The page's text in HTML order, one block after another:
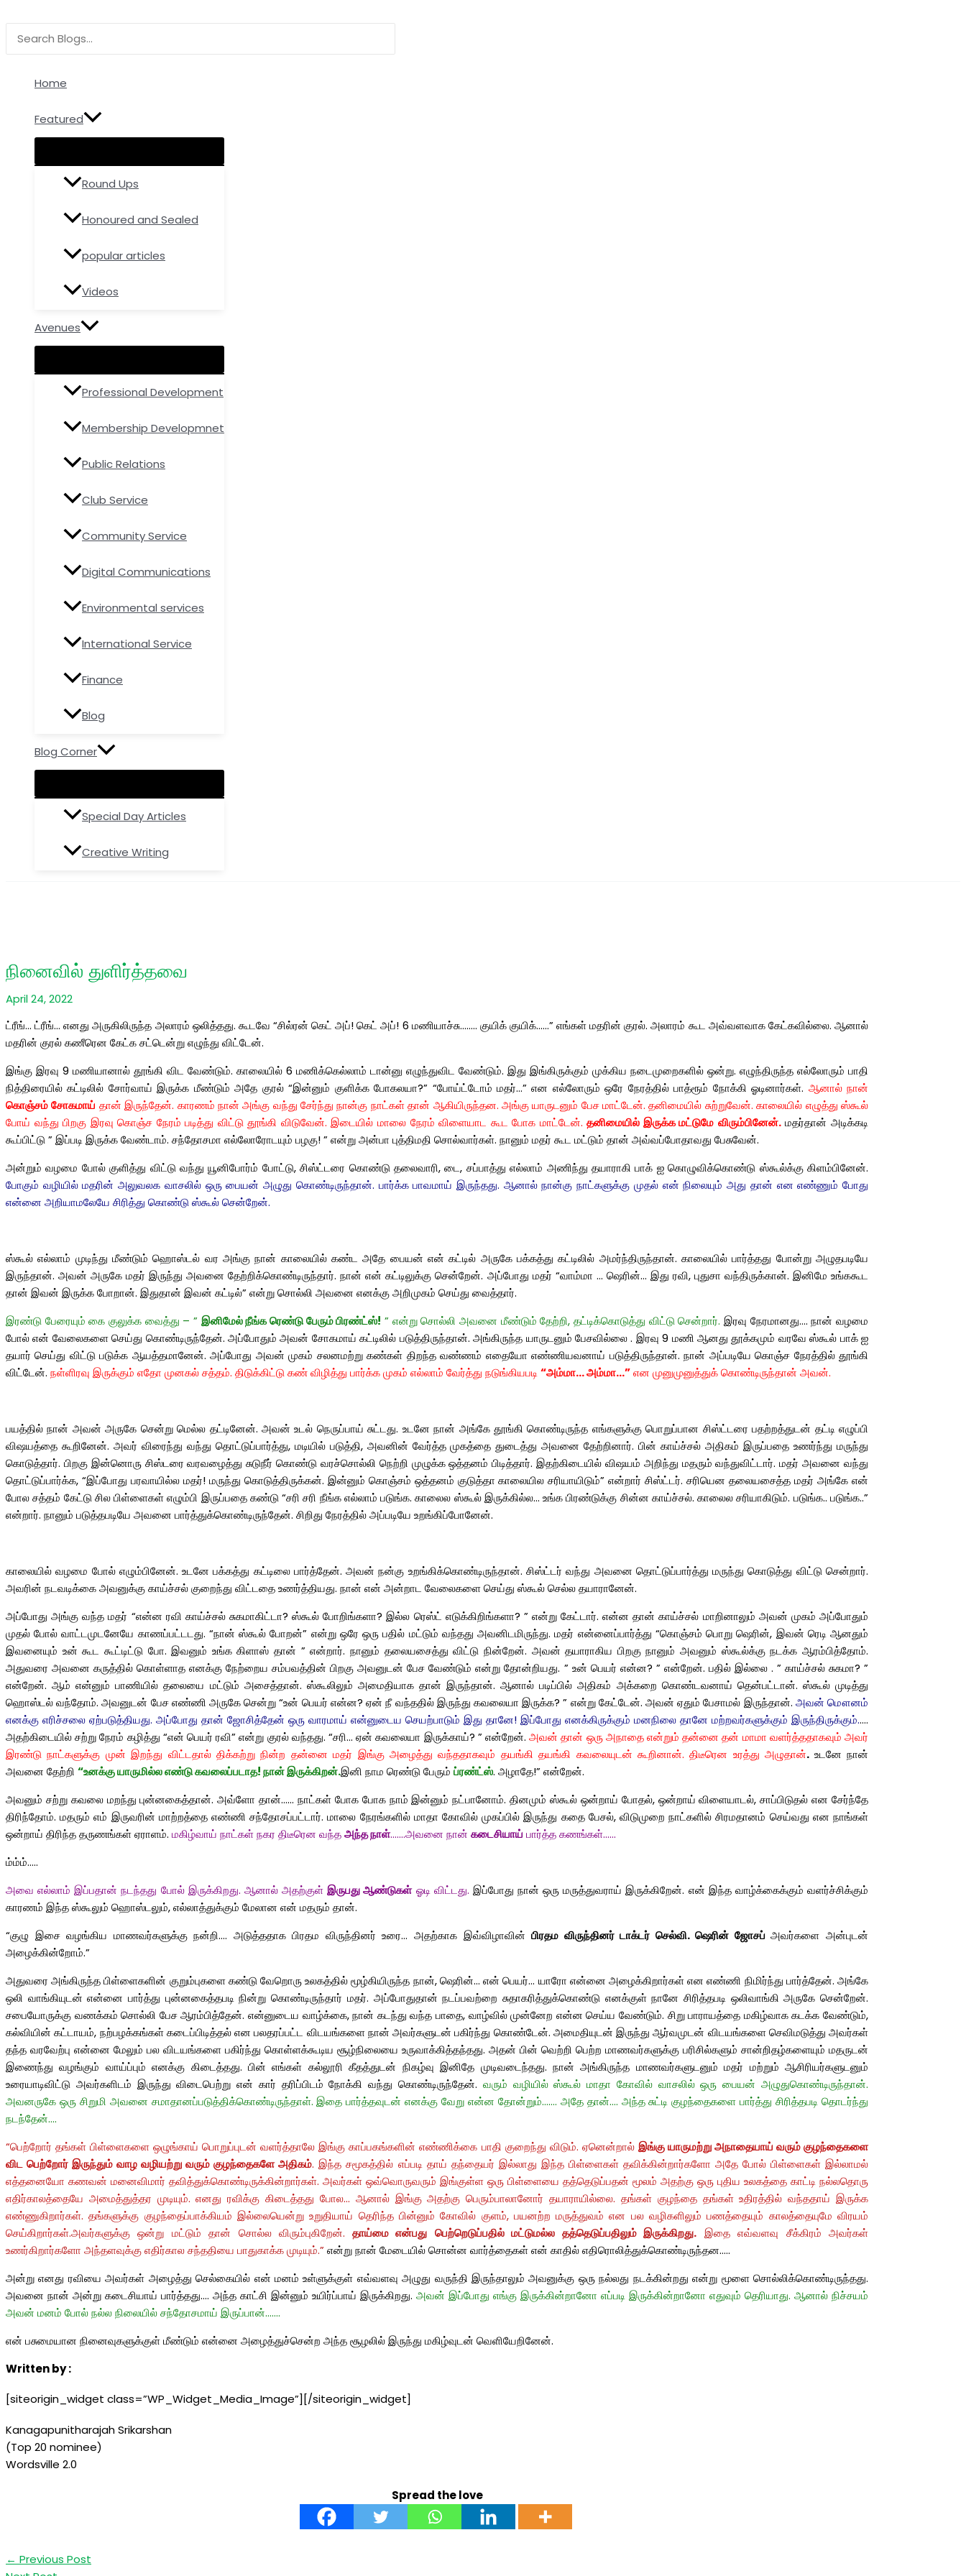
to
content
Home
Featured
Round Ups
Honoured and Sealed
popular articles
Videos
Avenues
Professional Development
Membership Developmnet
Public Relations
Club Service
Community Service
Digital Communications
Environmental services
International Service
Finance
Blog
Blog Corner
Special Day Articles
Creative Writing
நினைவில் துளிர்த்தவை
April 24, 2022
ட்ரீங்… ட்ரீங்… எனது அருகிலிருந்த அலாரம் ஒலித்தது. கூடவே “சில்ரன் கெட் அப்! கெட் அப்! 6 மணியாச்சு…….. குயிக் குயிக்……” எங்கள் மதரின் குரல். அலாரம் கூட அவ்வளவாக கேட்கவில்லை. ஆனால்
மதரின் குரல் கணீரென கேட்க சட்டென்று எழுந்து விட்டேன்.
இங்கு இரவு 9 மணியானால் தூங்கி விட வேண்டும். காலையில் 6 மணிக்கெல்லாம் டான்னு எழுந்துவிட வேண்டும். இது இங்கிருக்கும் முக்கிய நடைமுறைகளில் ஒன்று. எழுந்திருந்த எல்லோரும் பாதி
நித்திரையில் கட்டிலில் சோர்வாய் இருக்க மீண்டும் அதே குரல் “இன்னும் குளிக்க போகலயா?” “போய்ட்டோம் மதர்…” என எல்லோரும் ஒரே நேரத்தில் பாத்ரூம் நோக்கி ஓடினார்கள். ஆனால் நான்
கொஞ்சம் சோகமாய் தான் இருந்தேன். காரணம் நான் அங்கு வந்து சேர்ந்து நான்கு நாட்கள் தான் ஆகியிருந்தன. அங்கு யாருடனும் பேச மாட்டேன். தனிமையில் சுற்றுவேன். காலையில் எழுத்து ஸ்கூல்
போய் வந்து பிறகு இரவு கொஞ்ச நேரம் படித்து விட்டு தூங்கி விடுவேன். இடையில் மாலை நேரம் விளையாட கூட போக மாட்டேன்.தனிமையில் இருக்க மட்டுமே விரும்பினேன்.மதர்தான் அடிக்கடி
கூப்பிட்டு ” இப்படி இருக்க வேண்டாம். சந்தோசமா எல்லோரோடயும் பழகு! ” என்று அன்பா புத்திமதி சொல்வார்கள். நானும் மதர் கூட மட்டும் தான் அவ்வப்போதாவது பேசுவேன்.
அன்றும் வழமை போல் குளித்து விட்டு வந்து யூனிபோர்ம் போட்டு, சிஸ்ட்டரை கொண்டு தலைவாரி, டை, சப்பாத்து எல்லாம் அணிந்து தயாராகி பாக் ஐ கொழுவிக்கொண்டு ஸ்கூல்க்கு கிளம்பினேன்.
போகும் வழியில் மதரின் அலுவலக வாசலில் ஒரு பையன் அழுது கொண்டிருந்தான். பார்க்க பாவமாய் இருந்தது. ஆனால் நான்கு நாட்களுக்கு முதல் என் நிலையும் அது தான் என எண்ணும் போது
என்னை அறியாமலேயே சிரித்து கொண்டு ஸ்கூல் சென்றேன்.
ஸ்கூல் எல்லாம் முடிந்து மீண்டும் ஹொஸ்டல் வர அங்கு நான் காலையில் கண்ட அதே பையன் என் கட்டில் அருகே பக்கத்து கட்டிலில் அமர்ந்திருந்தான். காலையில் பார்த்தது போன்று அழுதபடியே
இருந்தான். அவன் அருகே மதர் இருந்து அவனை தேற்றிக்கொண்டிருந்தார். நான் என் கட்டிலுக்கு சென்றேன். அப்போது மதர் “வாம்மா … ஷெரின்… இது ரவி, புதுசா வந்திருக்கான். இனிமே உங்ககூட
தான் இவன் இருக்க போறான். இதுதான் இவன் கட்டில்” என்று சொல்லி அவனை எனக்கு அறிமுகம் செய்து வைத்தார்.
இரண்டு பேரையும் கை குலுக்க வைத்து – ” இனிமேல் நீங்க ரெண்டு பேரும் பிரண்ட்ஸ்! ” என்று சொல்லி அவனை மீண்டும் தேற்றி, தட்டிக்கொடுத்து விட்டு சென்றார்.இரவு நேரமானது…. நான் வழமை
போல் என் வேலைகளை செய்து கொண்டிருந்தேன். அப்போதும் அவன் சோகமாய் கட்டிலில் படுத்திருந்தான். அங்கிருந்த யாருடனும் பேசவில்லை . இரவு 9 மணி ஆனது தூக்கமும் வரவே ஸ்கூல் பாக் ஐ
தயார் செய்து விட்டு படுக்க ஆயத்தமானேன். அப்போது அவன் முகம் சலனமற்று கண்கள் திறந்த வண்ணம் எதையோ எண்ணியவனாய் படுத்திருந்தான். நான் அப்படியே கொஞ்ச நேரத்தில் தூங்கி
விட்டேன். நள்ளிரவு இருக்கும் எதோ முனகல் சத்தம். திடுக்கிட்டு கண் விழித்து பார்க்க முகம் எல்லாம் வேர்த்து நடுங்கியபடி“அம்மா… அம்மா…”என முனுமுனுத்துக் கொண்டிருந்தான் அவன்.
பயத்தில் நான் அவன் அருகே சென்று மெல்ல தட்டினேன். அவன் உடல் நெருப்பாய் சுட்டது. உடனே நான் அங்கே தூங்கி கொண்டிருந்த எங்களுக்கு பொறுப்பான சிஸ்ட்டரை பதற்றத்துடன் தட்டி எழுப்பி
விஷயத்தை கூறினேன். அவர் விரைந்து வந்து தொட்டுப்பார்த்து, மடியில் படுத்தி, அவனின் வேர்த்த முகத்தை துடைத்து அவனை தேற்றினார். பின் காய்ச்சல் அதிகம் இருப்பதை உணர்ந்து மருந்து
கொடுத்தார். பிறகு இன்னொரு சிஸ்டரை வரவழைத்து சுடுநீர் கொண்டு வரச்சொல்லி நெற்றி முழுக்க ஒத்தனம் பிடித்தார். இதற்கிடையில் விஷயம் அறிந்து மதரும் வந்துவிட்டார். மதர் அவனை வந்து
தொட்டுப்பார்க்க, “இப்போது பரவாயில்ல மதர்! மருந்து கொடுத்திருக்கன். இன்னும் கொஞ்சம் ஒத்தனம் குடுத்தா காலையில சரியாயிடும்” என்றார் சிஸ்ட்டர். சரியென தலையசைத்த மதர் அங்கே என்
போல சத்தம் கேட்டு சில பிள்ளைகள் எழும்பி இருப்பதை கண்டு “சரி சரி நீங்க எல்லாம் படுங்க. காலைல ஸ்கூல் இருக்கில்ல… உங்க பிரண்டுக்கு சின்ன காய்ச்சல். காலைல சரியாகிடும். படுங்க.. படுங்க..”
என்றார். நானும் படுத்தபடியே அவனை பார்த்துக்கொண்டிருந்தேன். சிறிது நேரத்தில் அப்படியே உறங்கிப்போனேன்.
காலையில் வழமை போல் எழும்பினேன். உடனே பக்கத்து கட்டிலை பார்த்தேன். அவன் நன்கு உறங்கிக்கொண்டிருந்தான். சிஸ்ட்டர் வந்து அவனை தொட்டுப்பார்த்து மருந்து கொடுத்து விட்டு சென்றார்.
அவரின் நடவடிக்கை அவனுக்கு காய்ச்சல் குறைந்து விட்டதை உணர்த்தியது. நான் என் அன்றாட வேலைகளை செய்து ஸ்கூல் செல்ல தயாரானேன்.
அப்போது அங்கு வந்த மதர் “என்ன ரவி காய்ச்சல் சுகமாகிட்டா? ஸ்கூல் போறிங்களா? இல்ல ரெஸ்ட் எடுக்கிறிங்களா? ” என்று கேட்டார். என்ன தான் காய்ச்சல் மாறினாலும் அவன் முகம் அப்போதும்
முதல் போல் வாட்டமுடனேயே காணப்பட்டடது. “நான் ஸ்கூல் போறன்” என்று ஒரே ஒரு பதில் மட்டும் வந்தது அவனிடமிருந்து. மதர் என்னைப்பார்த்து “கொஞ்சம் பொறு ஷெரின், இவன் ரெடி ஆனதும்
இவனையும் உன் கூட கூட்டிட்டு போ. இவனும் உங்க கிளாஸ் தான் ” என்றார். நானும் தலையசைத்து விட்டு நின்றேன். அவன் தயாராகிய பிறகு நானும் அவனும் ஸ்கூல்க்கு நடக்க ஆரம்பித்தோம்.
அதுவரை அவனை கருத்தில் கொள்ளாத எனக்கு நேற்றைய சம்பவத்தின் பிறகு அவனுடன் பேச வேண்டும் என்று தோன்றியது. ” உன் பெயர் என்ன? ” என்றேன். பதில் இல்லை . ” காய்ச்சல் சுகமா? ”
என்றேன். ஆம் என்னும் பாணியில் தலையை மட்டும் அசைத்தான். ஸ்கூலிலும் அமைதியாக தான் இருந்தான். ஆனால் படிப்பில் அதிகம் அக்கறை கொண்டவனாய் தென்பட்டான். ஸ்கூல் முடித்து
ஹொஸ்டல் வந்தோம். அவனுடன் பேச எண்ணி அருகே சென்று “உன் பெயர் என்ன? ஏன் நீ வந்ததில் இருந்து கவலையா இருக்க? ” என்று கேட்டேன். அவன் ஏதும் பேசாமல் இருந்தான். அவன் மௌனம்
எனக்கு எரிச்சலை ஏற்படுத்தியது. அப்போது தான் ஜோசித்தேன் ஒரு வாரமாய் என்னுடைய செயற்பாடும் இது தானே! இப்போது எனக்கிருக்கும் மனநிலை தானே மற்றவர்களுக்கும் இருந்திருக்கும்.….
அதற்கிடையில் சற்று நேரம் கழித்து “என் பெயர் ரவி” என்று குரல் வந்தது. “சரி… ஏன் கவலையா இருக்காய்? ” என்றேன்.அவன் தான் ஒருஅநாதை என்றும் தன்னை தன் மாமா வளர்த்ததாகவும் அவர்
இரண்டு நாட்களுக்கு முன் இறந்து விட்டதால் திக்கற்று நின்ற தன்னை மதர் இங்கு அழைத்து வந்ததாகவும் தயங்கி தயங்கி கவலையுடன் கூறினான். திடீரென உரத்து அழுதான். உடனேநான்
அவனை தேற்றி “உனக்கு யாருமில்ல எண்டு கவலைப்படாத! நான் இருக்கிறன்.இனி நாம ரெண்டு பேரும் ப்ரண்ட்ஸ். அழாதே!” என்றேன்.
அவனும் சற்று கவலை மறந்து புன்னகைத்தான். அவ்ளோ தான்…… நாட்கள் போக போக நாம் இன்னும் நட்பானோம். தினமும் ஸ்கூல் ஒன்றாய் போதல், ஒன்றாய் விளையாடல், சாப்பிடுதல் என சேர்ந்தே
திரிந்தோம். மதரும் எம் இருவரின் மாற்றத்தை எண்ணி சந்தோசப்பட்டார். மாலை நேரங்களில் மாதா கோவில் முகப்பில் இருந்து கதை பேசல், விடுமுறை நாட்களில் சிரமதானம் செய்வது என நாங்கள்
ஒன்றாய் திரிந்த தருணங்கள் ஏராளம். மகிழ்வாய் நாட்கள் நகர திடீரென வந்தஅந்தநாள்…….அவனை நான் கடைசியாய் பார்த்த கணங்கள்……
ம்ம்ம்…..
அவை எல்லாம் இப்பதான் நடந்தது போல் இருக்கிறது. ஆனால் அதற்குள்இருபது ஆண்டுகள்ஓடி விட்டது. இப்போது நான் ஒரு மருத்துவராய் இருக்கிறேன். என் இந்த வாழ்க்கைக்கும் வளர்ச்சிக்கும்
காரணம் இந்த ஸ்கூலும் ஹொஸ்டலும், எல்லாத்துக்கும் மேலான என் மதரும் தான்.
“குழு இசை வழங்கிய மாணவர்களுக்கு நன்றி…. அடுத்ததாக பிரதம விருந்தினர் உரை… அதற்காக இவ்விழாவின்பிரதம விருந்தினர் டாக்டர் செல்வி. ஷெரின் ஜோசப்அவர்களை அன்புடன்
அழைக்கின்றோம்.”
அதுவரை அங்கிருந்த பிள்ளைகளின் குறும்புகளை கண்டு வேறொரு உலகத்தில் மூழ்கியிருந்த நான், ஷெரின்… என் பெயர்… யாரோ என்னை அழைக்கிறார்கள் என எண்ணி நிமிர்ந்து பார்த்தேன். அங்கே
ஒலி வாங்கியுடன் என்னை பார்த்து புன்னகைத்தபடி நின்று கொண்டிருந்தார் மதர். அப்போதுதான் நடப்பவற்றை சுதாகரித்துக்கொண்டு எனக்குள் நானே சிரித்தபடி ஒலிவாங்கி அருகே சென்றேன்.
சபையோருக்கு வணக்கம் சொல்லி பேச ஆரம்பித்தேன். என்னுடைய வாழ்க்கை, நான் கடந்து வந்த பாதை, வாழ்வில் முன்னேற என்ன செய்ய வேண்டும். சிறு பாராயத்தை மகிழ்வாக கடக்க வேண்டும்,
கல்வியின் கட்டாயம், நற்பழக்கங்கள் கடைப்பிடித்தல் என பலதரப்பட்ட விடயங்களை நான் அவர்களுடன் பகிர்ந்து கொண்டேன். அமைதியுடன் இருந்து ஆர்வமுடன் விடயங்களை செவிமடுத்து அவர்கள்
தந்த வரவேற்பு என்னை மேலும் பல விடயங்களை பகிர்ந்து கொள்ளக்கூடிய சூழ்நிலையை உருவாக்கித்தந்தது. அதன் பின் வெற்றி பெற்ற மாணவர்களுக்கு பரிசில்களும் சான்றிதழ்களையும் மதருடன்
இணைந்து வழங்கும் வாய்ப்பும் எனக்கு கிடைத்தது. பின் எங்கள் கல்லூரி கீதத்துடன் நிகழ்வு இனிதே முடிவடைந்தது. நான் அங்கிருந்த மாணவர்களுடனும் மதர் மற்றும் ஆசிரியர்களுடனும்
உரையாடிவிட்டு அவர்களிடம் இருந்து விடைபெற்று என் கார் தரிப்பிடம் நோக்கி வந்து கொண்டிருந்தேன். வரும் வழியில் ஸ்கூல் மாதா கோவில் வாசலில் ஒரு பையன் அழுதுகொண்டிருந்தான்.
அவனருகே ஒரு சிறுமி அவனை சமாதானப்படுத்திக்கொண்டிருந்தாள். இதை பார்த்தவுடன் எனக்கு வேறு என்ன தோன்றும்……. அதே தான்…. அந்த சுட்டி குழந்தைகளை பார்த்து சிரித்தபடி தொடர்ந்து
நடந்தேன்….
“பெற்றோர் தங்கள் பிள்ளைகளை ஒழுங்காய் பொறுப்புடன் வளர்த்தாலே இங்கு காப்பகங்களின் எண்ணிக்கை பாதி குறைந்து விடும். ஏனென்றால் இங்கு யாருமற்று அநாதையாய் வரும் குழந்தைகளை
விட பெற்றோர் இருந்தும் வாழ வழியற்று வரும் குழந்தைகளே அதிகம். இந்த சமூகத்தில் எப்படி தாய் தந்தையர் இல்லாது இந்த பிள்ளைகள் தவிக்கின்றார்களோ அதே போல் பிள்ளைகள் இல்லாமல்
எத்தனையோ கணவன் மனைவிமார் தவித்துக்கொண்டிருக்கின்றார்கள். அவர்கள் ஒவ்வொருவரும் இங்குள்ள ஒரு பிள்ளையை தத்தெடுப்பதன் மூலம் அதற்கு ஒரு புதிய உலகத்தை காட்டி நல்லதொரு
எதிர்காலத்தையே அமைத்துத்தர முடியும். எனது ரவிக்கு கிடைத்தது போல… ஆனால் இங்கு அதற்கு பெரும்பாலானோர் தயாராயில்லை. தங்கள் குழந்தை தங்கள் உதிரத்தில் வந்ததாய் இருக்க
எண்ணுகிறார்கள். தங்களுக்கு குழந்தைப்பாக்கியம் இல்லையென்று உறுதியாய் தெரிந்த பின்னும் கோவில் குளம், பயனற்ற மருத்துவம் என பல வழிகளிலும் பணத்தையும் காலத்தையுமே விரயம்
செய்கிறார்கள்.அவர்களுக்கு ஒன்று மட்டும் தான் சொல்ல விரும்புகிறேன். தாய்மை என்பது பெற்றெடுப்பதில் மட்டுமல்ல தத்தெடுப்பதிலும் இருக்கிறது. இதை எவ்வளவு சீக்கிரம் அவர்கள்
உணர்கிறார்களோ அந்தளவுக்கு எதிர்கால சந்ததியை பாதுகாக்க முடியும்.” என்றுநான் மேடையில் சொன்ன வார்த்தைகள் என் காதில் எதிரொலித்துக்கொண்டிருந்தன…..
அன்று எனது ரவியை அவர்கள் அழைத்து செல்கையில் என் மனம் உள்ளுக்குள் எவ்வளவு அழுது வருந்தி இருந்தாலும் அவனுக்கு ஒரு நல்லது நடக்கின்றது என்று மூளை சொல்லிக்கொண்டிருந்தது.
அவனை நான் அன்று கடைசியாய் பார்த்தது…. அந்த காட்சி இன்னும் உயிர்ப்பாய் இருக்கிறது. அவன் இப்போது எங்கு இருக்கின்றானோ எப்படி இருக்கின்றானோ எதுவும் தெரியாது. ஆனால் நிச்சயம்
அவன் மனம் போல் நல்லநிலையில்சந்தோசமாய் இருப்பான்…….
என் பசுமையான நினைவுகளுக்குள் மீண்டும் என்னை அழைத்துச்சென்ற அந்த சூழலில் இருந்து மகிழ்வுடன் வெளியேறினேன்.
Written by :
[siteorigin_widget class=”WP_Widget_Media_Image”] [/siteorigin_widget]
Kanagapunitharajah Srikarshan
(Top 20 nominee)
Wordsville 2.0
Spread the love
← Previous Post
here..